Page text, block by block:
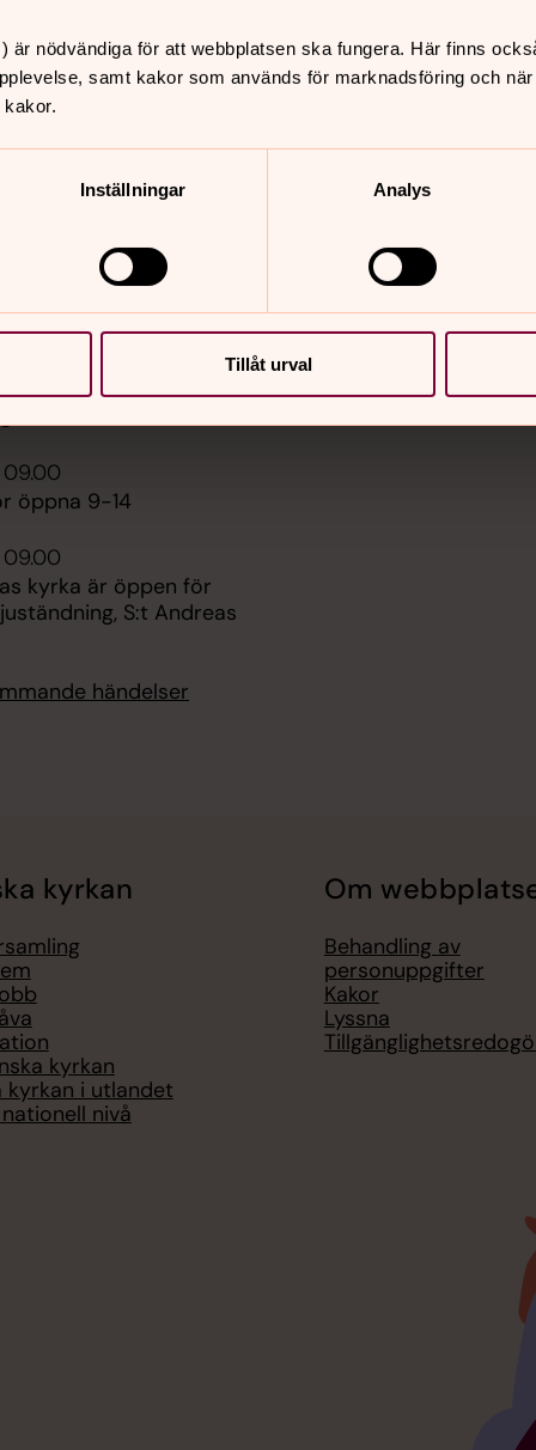
är nödvändiga för att webbplatsen ska fungera. Här finns
samt kakor som används för marknadsföring och
Inställningar Analys
Tillåt urval
öppet, Skillinge
Stängt öppnar åter
Trefaldighetskyrkan,
öppna 9-14
kyrka är öppen för
S:t Andreas
händelser
Jord, skog och fond
Arbeta i Svenska kyrkan
Biskop Johan Tyrberg
Sidkarta
kyrkan
kyrkan
kyrkan i utlandet
nivå
Om
Behandling av
personuppgifter
Kakor
Lyssna